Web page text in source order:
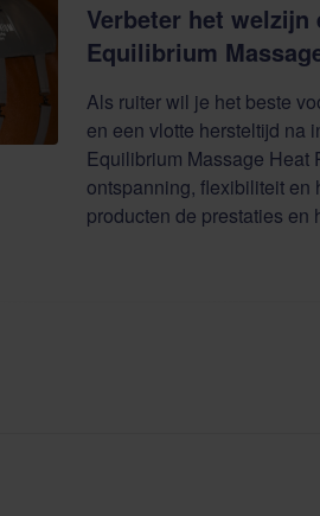
Verbeter het
Equilibrium
Als ruiter wil je het beste
en een vlotte hersteltijd na
Equilibrium Massage Heat
ontspanning, flexibiliteit en
producten de prestaties en